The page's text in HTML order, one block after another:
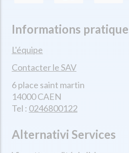
Informations
L'équipe
Contacter le SAV
6 place saint martin
14000 CAEN
Tel : 0246800122
Alternativi Services